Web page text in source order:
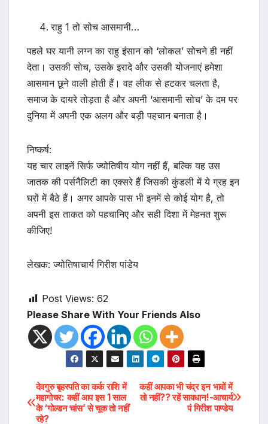
राहु 1 तो सोच आसमानी…
पहले घर यानी लग्न का राहु इंसान को ‘लोकल’ सोचने ही नहीं
देता। उसकी सोच, उसके इरादे और उसकी योजनाएं हमेशा
आसमान छूने वाली होती हैं। वह लीक से हटकर चलता है,
समाज के दायरे तोड़ता है और अपनी ‘आसमानी सोच’ के दम पर
दुनिया में अपनी एक अलग और बड़ी पहचान बनाता है।
निष्कर्ष:
यह चार लाइनें सिर्फ ज्योतिषीय योग नहीं हैं, बल्कि यह उस
जातक की पर्सनैलिटी का एक्सरे हैं जिसकी कुंडली में ये ग्रह इन
घरों में बैठे हैं। अगर आपके पास भी इनमें से कोई योग है, तो
अपनी इस ताकत को पहचानिए और सही दिशा में मेहनत शुरू
कीजिए!
लेखक: ज्योतिषाचार्य गिरीश पांडेय
Post Views: 62
Please Share With Your Friends Also
Post
navigation
कहीं आपका भी चंद्र इन भावों में
तो नहीं?? रहें सावधान!-आचार्य
पं गिरीश पाण्डेय
देवगुरु बृहस्पति का कर्क राशि में
महागोचर: कहीं आप इस 1 साल
के ‘गोल्डन चांस’ से चूक तो नहीं
रहे?